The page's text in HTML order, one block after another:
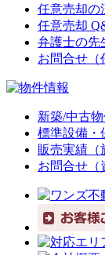
任意売却の
任意売却
弁護士の先
お問合せ（
新築/中古
標準設備・
販売実績（
お問合せ（